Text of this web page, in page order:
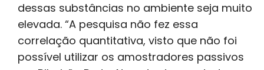
dessas substâncias no ambiente seja muito
elevada. “A pesquisa não fez essa
correlação quantitativa, visto que não foi
possível utilizar os amostradores passivos